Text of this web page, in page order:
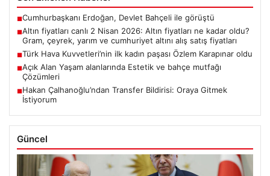
■Cumhurbaşkanı Erdoğan, Devlet Bahçeli ile görüştü
■Altın fiyatları canlı 2 Nisan 2026: Altın fiyatları ne kadar oldu?
Gram, çeyrek, yarım ve cumhuriyet altını alış satış fiyatları
■Türk Hava Kuvvetleri’nin ilk kadın paşası Özlem Karapınar oldu
■Açık Alan Yaşam alanlarında Estetik ve bahçe mutfağı
Çözümleri
■Hakan Çalhanoğlu’ndan Transfer Bildirisi: Oraya Gitmek
İstiyorum
Güncel